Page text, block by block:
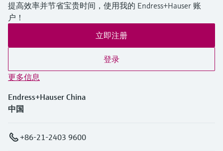
提高效率并节省宝贵时间，使用我的 Endress+Hauser 账
户！
立即注册
登录
更多信息
Endress+Hauser China
中国
+86-21-2403 9600